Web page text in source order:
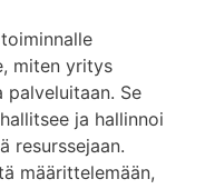
miten yritys
Se
ja hallinnoi
resurssejaan.
määrittelemään,